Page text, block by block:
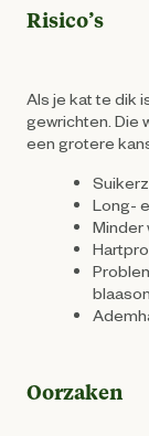
Risico’s
Als je kat te dik
gewrichten. Die
een grotere
Long-
Minder
Oorzaken